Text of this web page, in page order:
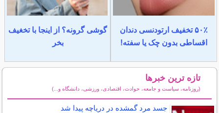
۵۰٪ تخفیف ارتودنسی دندان
اقساطی بدون چک یا سفته!
گوشی گرونه؟ از اینجا با تخغیف
بخر
تازه ترین خبرها
(روزنامه، سیاست و جامعه، حوادث، اقتصادی، ورزشی، دانشگاه و...)
جسد مرد گمشده در دریاچه پیدا شد